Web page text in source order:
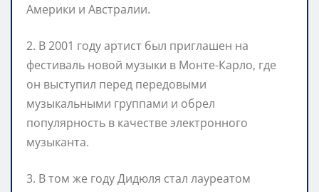
Америки и Австралии.
2. В 2001 году артист был приглашен на
фестиваль новой музыки в Монте-Карло, где
он выступил перед передовыми
музыкальными группами и обрел
популярность в качестве электронного
музыканта.
3. В том же году Дидюля стал лауреатом